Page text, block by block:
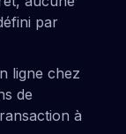
par
ligne chez
de
à